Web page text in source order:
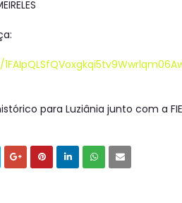
para Luziânia junto com a